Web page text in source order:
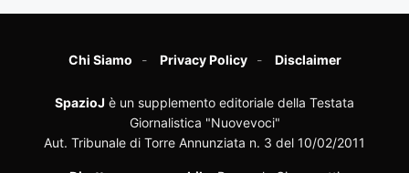
Chi Siamo Privacy Policy Disclaimer
SpazioJ è un supplemento editoriale della Testata
Giornalistica "Nuovevoci"
Aut. Tribunale di Torre Annunziata n. 3 del 10/02/2011